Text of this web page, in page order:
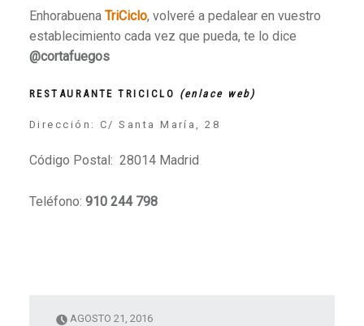
Enhorabuena TriCiclo, volveré a pedalear en vuestro
establecimiento cada vez que pueda, te lo dice
@cortafuegos
RESTAURANTE TRICICLO (enlace web)
Dirección: C/ Santa María, 28
Código Postal: 28014 Madrid
Teléfono: 910 244 798
AGOSTO 21, 2016